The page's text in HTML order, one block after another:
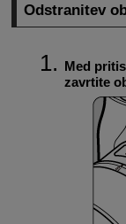
Odstranitev
Med
zavrtite